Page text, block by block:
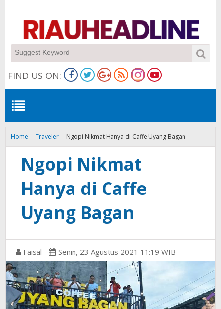
FIND US ON:
Home Traveler Ngopi Nikmat Hanya di Caffe Uyang Bagan
Ngopi Nikmat
Hanya di Caffe
Uyang Bagan
Faisal Senin, 23 Agustus 2021 11:19 WIB